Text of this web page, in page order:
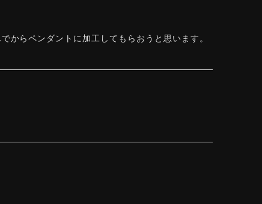
からペンダントに加工してもらおうと思います。